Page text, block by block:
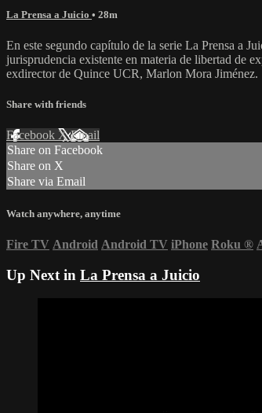
La Prensa a Juicio • 28m
En este segundo capítulo de la serie La Prensa a
jurisprudencia existente en materia de libertad de
exdirector de Quince UCR, Marlon Mora Jiménez.
Share with friends
Facebook XEmail
Share on Facebook
Share on X
Share via Email
Watch anywhere, anytime
Fire TV Android Android TV iPhone Roku ®
Up Next in La Prensa a Juicio